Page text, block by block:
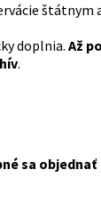
štátnym
doplnia.Až
.
sa objednať